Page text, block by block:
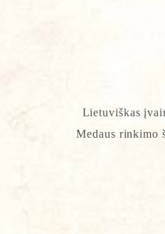
Lietuviškas
Medaus rinkimo